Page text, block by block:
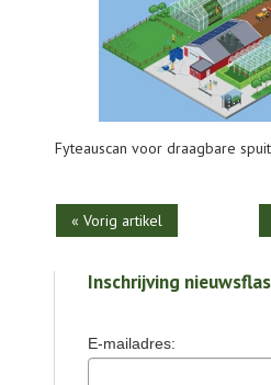
Fyteauscan voor draagbare
« Vorig artikel
Inschrijving
E-mailadres: